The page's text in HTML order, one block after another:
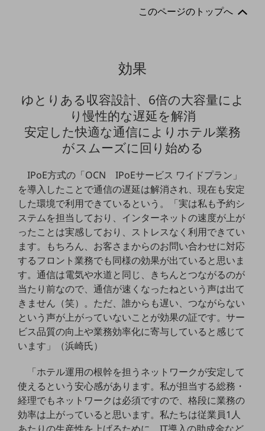
NTTドコモビジネスグループのサステナビリティ
サステナビリティ基本方針
サステナビリティレポート
ダイバーシティ
経営情報
経営情報TOP
決算公告
電子公告
基礎的電気通信役務損益明細表
採用情報
採用情報TOP
新卒採用
経験者採用
障がい者採用
人材育成制度
広告・協賛
このページのトップへ
効果
ゆとりある収容設計、6倍の大容量によ
り慢性的な遅延を解消
安定した快適な通信によりホテル業務
がスムーズに回り始める
IPoE方式の「OCN IPoEサービス ワイドプラン」
を導入したことで通信の遅延は解消され、現在も安定
した環境で利用できているという。「実は私も予約シ
ステムを担当しており、インターネットの速度が上が
ったことは実感しており、ストレスなく利用できてい
ます。もちろん、お客さまからのお問い合わせに対応
するフロント業務でも同様の効果が出ていると思いま
す。通信は電気や水道と同じ、きちんとつながるのが
当たり前なので、通信が速くなったねという声は出て
きません（笑）。ただ、誰からも遅い、つながらない
という声が上がっていないことが効果の証です。サー
ビス品質の向上や業務効率化に寄与していると感じて
います」（浜崎氏）
「ホテル運用の根幹を担うネットワークが安定して
使えるという安心感があります。私が担当する総務・
経理でもネットワークは必須ですので、格段に業務の
効率は上がっていると思います。私たちは従業員1人